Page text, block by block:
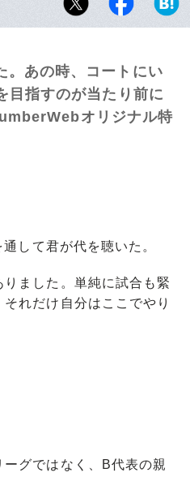
。あの時、コートにい
目指すのが当たり前に
オリジナル特
して君が代を聴いた。
ました。単純に試合も緊
れだけ自分はここでやり
グではなく、B代表の親